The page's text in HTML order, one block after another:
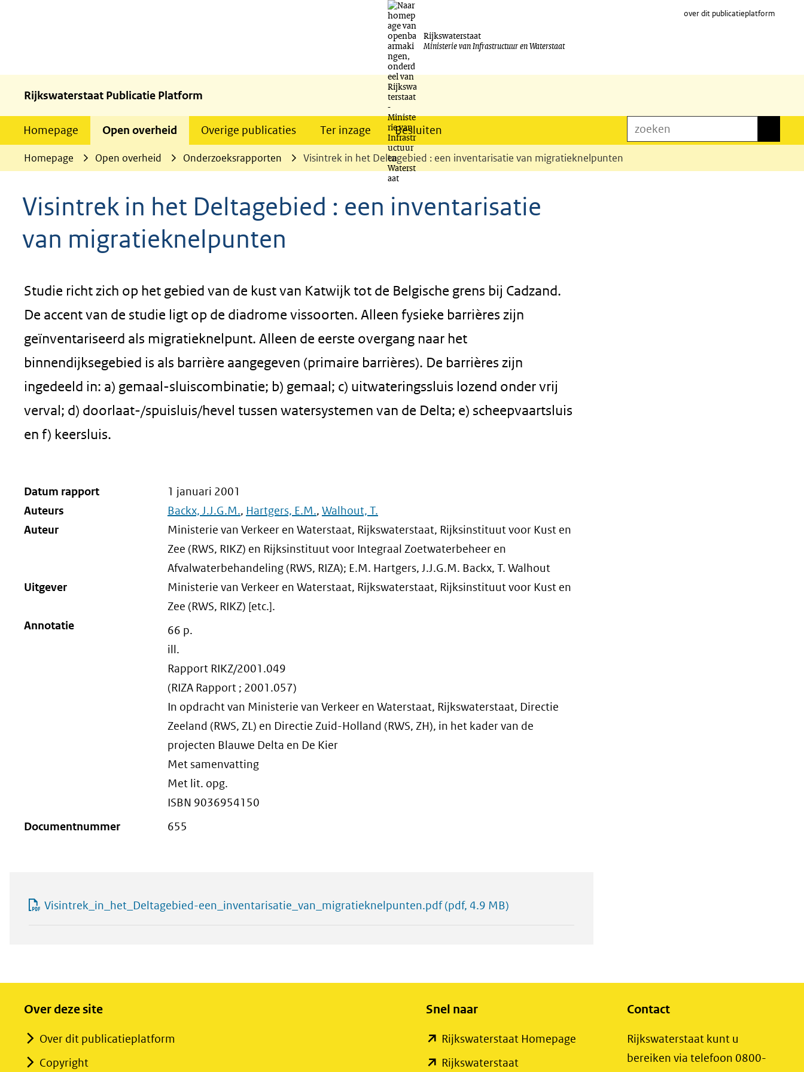
Ga
naar
inhoud
Rijkswaterstaat
Ministerie van Infrastructuur en Waterstaat
over dit publicatieplatform
Rijkswaterstaat Publicatie Platform
Homepage Open overheid Overige publicaties Ter inzage Besluiten zoeken
Homepage Open overheid Onderzoeksrapporten Visintrek in het Deltagebied : een inventarisatie van migratieknelpunten
Visintrek in het Deltagebied : een inventarisatie
van migratieknelpunten
Studie richt zich op het gebied van de kust van Katwijk tot de Belgische grens bij Cadzand.
De accent van de studie ligt op de diadrome vissoorten. Alleen fysieke barrières zijn
geïnventariseerd als migratieknelpunt. Alleen de eerste overgang naar het
binnendijksegebied is als barrière aangegeven (primaire barrières). De barrières zijn
ingedeeld in: a) gemaal-sluiscombinatie; b) gemaal; c) uitwateringssluis lozend onder vrij
verval; d) doorlaat-/spuisluis/hevel tussen watersystemen van de Delta; e) scheepvaartsluis
en f) keersluis.
Datum rapport
1 januari 2001
Auteurs
Backx, J.J.G.M., Hartgers, E.M., Walhout, T.
Auteur
Ministerie van Verkeer en Waterstaat, Rijkswaterstaat, Rijksinstituut voor Kust en
Zee (RWS, RIKZ) en Rijksinstituut voor Integraal Zoetwaterbeheer en
Afvalwaterbehandeling (RWS, RIZA); E.M. Hartgers, J.J.G.M. Backx, T. Walhout
Uitgever
Ministerie van Verkeer en Waterstaat, Rijkswaterstaat, Rijksinstituut voor Kust en
Zee (RWS, RIKZ) [etc.].
Annotatie
66 p.
ill.
Rapport RIKZ/2001.049
(RIZA Rapport ; 2001.057)
In opdracht van Ministerie van Verkeer en Waterstaat, Rijkswaterstaat, Directie
Zeeland (RWS, ZL) en Directie Zuid-Holland (RWS, ZH), in het kader van de
projecten Blauwe Delta en De Kier
Met samenvatting
Met lit. opg.
ISBN 9036954150
Documentnummer
655
Visintrek_in_het_Deltagebied-een_inventarisatie_van_migratieknelpunten.pdf(pdf, 4.9 MB)
Over deze site
Over dit publicatieplatform
Copyright
Snel naar
Rijkswaterstaat Homepage
Rijkswaterstaat
Contact
Rijkswaterstaat kunt u
bereiken via telefoon 0800-